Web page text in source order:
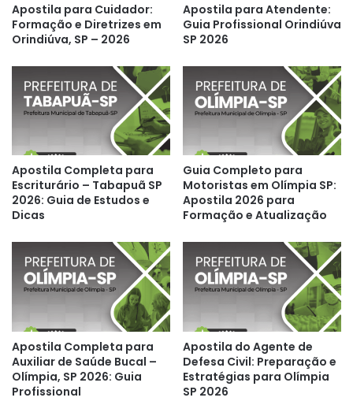
Apostila para Cuidador:
Formação e Diretrizes em
Orindiúva, SP – 2026
Apostila para Atendente:
Guia Profissional Orindiúva
SP 2026
Apostila Completa para
Escriturário – Tabapuã SP
2026: Guia de Estudos e
Dicas
Guia Completo para
Motoristas em Olímpia SP:
Apostila 2026 para
Formação e Atualização
Apostila Completa para
Auxiliar de Saúde Bucal –
Olímpia, SP 2026: Guia
Profissional
Apostila do Agente de
Defesa Civil: Preparação e
Estratégias para Olímpia
SP 2026